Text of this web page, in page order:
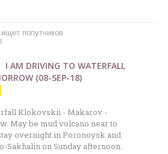
ищет попутчиков
I AM DRIVING TO WATERFALL
(08-SEP-18)
Klokovskii - Makarov -
May be mud volcano near to
overnight in Poronoysk and
Sakhalin on Sunday afternoon.